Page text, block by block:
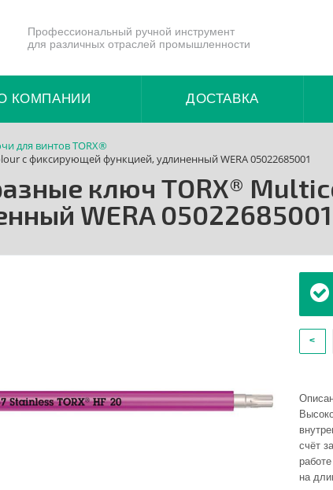
Профессиональный ручной инструмент
для различных отраслей промышленности
КОМПАНИИ ДОСТАВКА
для винтов TORX®
с фиксирующей функцией, удлиненный WERA 05022685001
ключ TORX®
WERA 05022685001
<
счёт
на